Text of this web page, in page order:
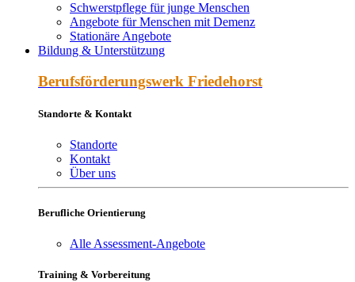
Schwerstpflege für junge Menschen
Angebote für Menschen mit Demenz
Stationäre Angebote
Bildung & Unterstützung
Berufs­förderungs­werk Friede­horst
Standorte & Kontakt
Standorte
Kontakt
Über uns
Berufliche Orientierung
Alle Assessment-Angebote
Training & Vorbereitung